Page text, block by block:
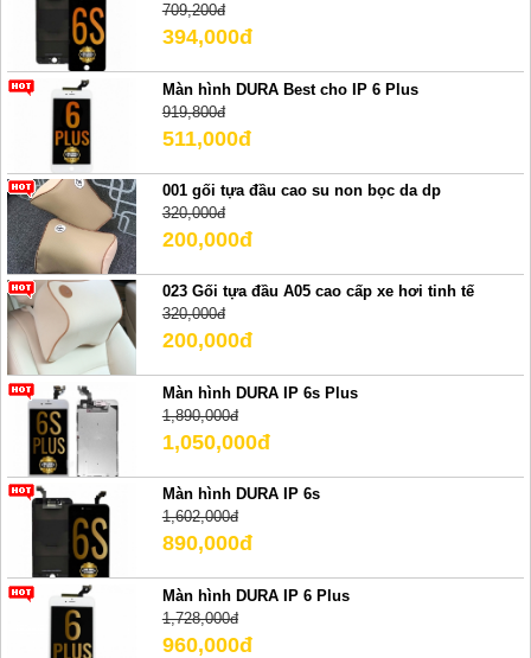
709,200đ
394,000đ
Màn hình DURA Best cho IP 6 Plus
919,800đ
511,000đ
001 gối tựa đầu cao su non bọc da dp
320,000đ
200,000đ
023 Gối tựa đầu A05 cao cấp xe hơi tinh tế
320,000đ
200,000đ
Màn hình DURA IP 6s Plus
1,890,000đ
1,050,000đ
Màn hình DURA IP 6s
1,602,000đ
890,000đ
Màn hình DURA IP 6 Plus
1,728,000đ
960,000đ